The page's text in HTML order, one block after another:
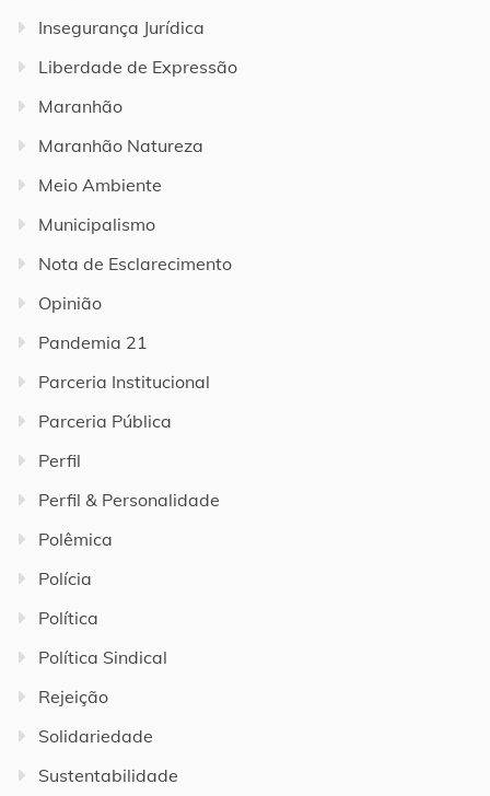
Insegurança Jurídica
Liberdade de Expressão
Maranhão
Maranhão Natureza
Meio Ambiente
Municipalismo
Nota de Esclarecimento
Opinião
Pandemia 21
Parceria Institucional
Parceria Pública
Perfil
Perfil & Personalidade
Polêmica
Polícia
Política
Política Sindical
Rejeição
Solidariedade
Sustentabilidade